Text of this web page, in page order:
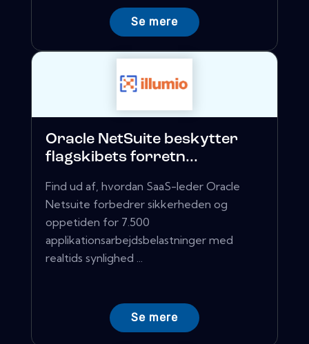
Se mere
Oracle NetSuite beskytter
flagskibets forretn...
Find ud af, hvordan SaaS-leder Oracle
Netsuite forbedrer sikkerheden og
oppetiden for 7.500
applikationsarbejdsbelastninger med
realtids synlighed ...
Se mere